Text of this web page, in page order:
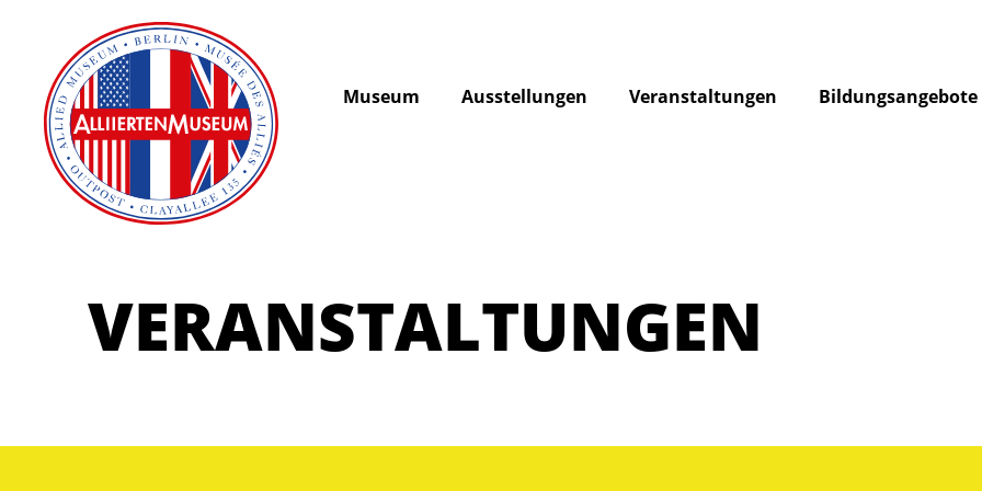
Museum Ausstellungen Veranstaltungen Bildungsangebote
VERANSTALTUNGEN